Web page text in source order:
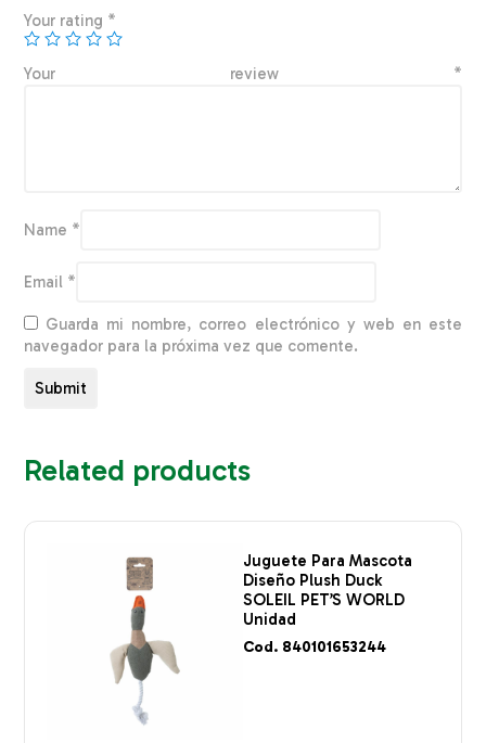
Your rating *
Your review *
Name *
Email *
Guarda mi nombre, correo electrónico y web en este
navegador para la próxima vez que comente.
Related products
Juguete Para Mascota
Diseño Plush Duck
SOLEIL PET’S WORLD
Unidad
Cod. 840101653244